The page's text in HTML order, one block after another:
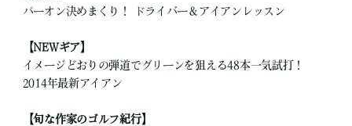
パーオン決めまくり！ ドライバー＆アイアンレッスン
【NEWギア】
イメージどおりの弾道でグリーンを狙える48本一気試打！
2014年最新アイアン
【旬な作家のゴルフ紀行】